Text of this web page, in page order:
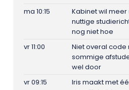
ma 10:15
Kabinet wil meer
nuttige
nog niet hoe
vr 11:00
Niet overal code
sommige
wel door
vr 09:15
Iris maakt met